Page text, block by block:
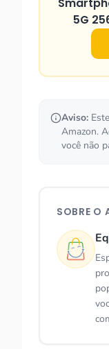
5G
Aviso:
Amazon.
você não
SOBRE O